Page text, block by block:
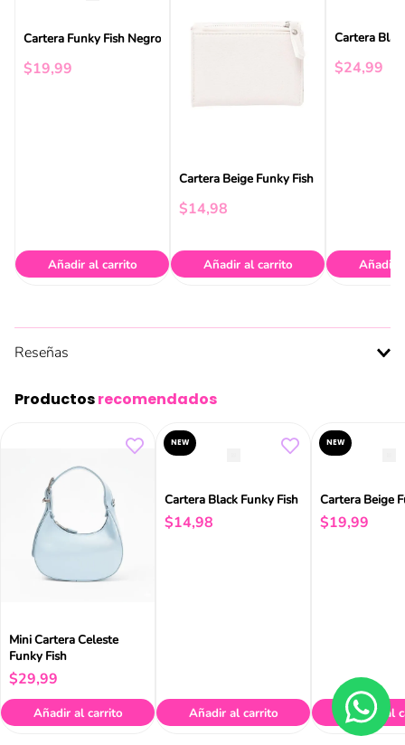
Cartera Funky Fish Negro
$19,99
Añadir al carrito
Cartera Beige Funky Fish
$14,98
Añadir al carrito
Cartera
$24,99
Añadir
Reseñas
Productosrecomendados
Mini Cartera Celeste
Funky Fish
$29,99
Añadir al carrito
NEW
Cartera Black Funky Fish
$14,98
Añadir al carrito
NEW
Cartera Beige
$19,99
Añadir al